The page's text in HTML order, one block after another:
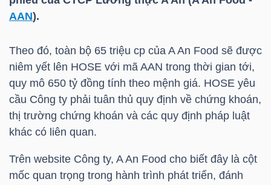
AAN).
Theo đó, toàn bộ 65 triệu cp của A An Food sẽ được
niêm yết lên HOSE với mã AAN trong thời gian tới,
quy mô 650 tỷ đồng tính theo mệnh giá. HOSE yêu
cầu Công ty phải tuân thủ quy định về chứng khoán,
thị trường chứng khoán và các quy định pháp luật
khác có liên quan.
Trên website Công ty, A An Food cho biết đây là cột
mốc quan trọng trong hành trình phát triển, đánh
SẢN
TÀI